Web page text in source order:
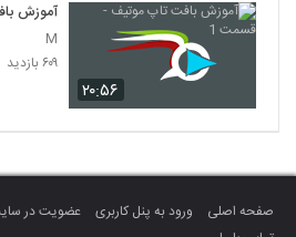
۲۰:۵۶
آموزش
M
۶۰۹ بازدید
صفحه اصلی ورود به پنل کاربری عضویت در